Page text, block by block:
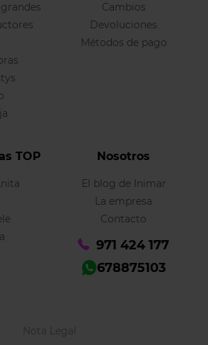
Cambios
Devoluciones
Métodos de pago
TOP Nosotros
El blog de Inimar
La empresa
Contacto
971 424 177
678875103
Nota Legal